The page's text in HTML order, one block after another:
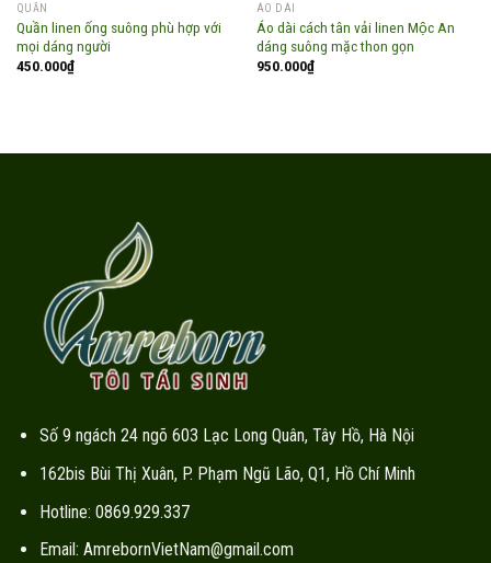
QUẦN
Quần linen ống suông phù hợp với
mọi dáng người
450.000₫
ÁO DÀI
Áo dài cách tân vải linen Mộc An
dáng suông mặc thon gọn
950.000₫
Số 9 ngách 24 ngõ 603 Lạc Long Quân, Tây Hồ, Hà Nội
162bis Bùi Thị Xuân, P. Phạm Ngũ Lão, Q1, Hồ Chí Minh
Hotline: 0869.929.337
Email: AmrebornVietNam@gmail.com